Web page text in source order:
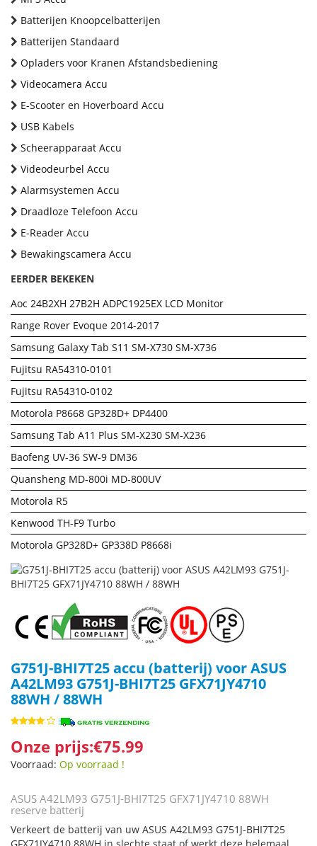
Batterijen Knoopcelbatterijen
Batterijen Standaard
Opladers voor Kranen Afstandsbediening
Videocamera Accu
E-Scooter en Hoverboard Accu
USB Kabels
Scheerapparaat Accu
Videodeurbel Accu
Alarmsystemen Accu
Draadloze Telefoon Accu
E-Reader Accu
Bewakingscamera Accu
EERDER BEKEKEN
Aoc 24B2XH 27B2H ADPC1925EX LCD Monitor
Range Rover Evoque 2014-2017
Samsung Galaxy Tab S11 SM-X730 SM-X736
Fujitsu RA54310-0101
Fujitsu RA54310-0102
Motorola P8668 GP328D+ DP4400
Samsung Tab A11 Plus SM-X230 SM-X236
Baofeng UV-36 SW-9 DM36
Quansheng MD-800i MD-800UV
Motorola R5
Kenwood TH-F9 Turbo
Motorola GP328D+ GP338D P8668i
G751J-BHI7T25 accu (batterij) voor ASUS
A42LM93 G751J-BHI7T25 GFX71JY4710
88WH / 88WH
Onze prijs:€75.99
Voorraad: Op voorraad !
ASUS A42LM93 G751J-BHI7T25 GFX71JY4710 88WH
reserve batterij
Verkeert de batterij van uw ASUS A42LM93 G751J-BHI7T25